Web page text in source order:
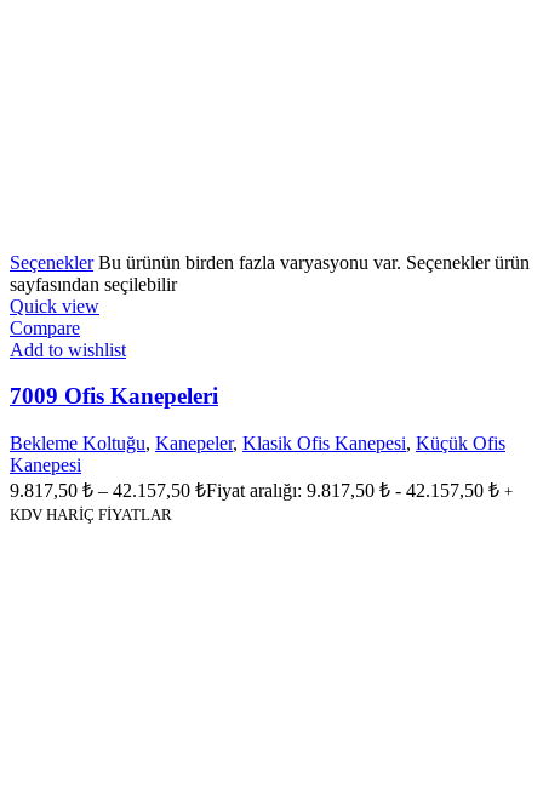
Seçenekler Bu ürünün birden fazla varyasyonu var. Seçenekler ürün
sayfasından seçilebilir
Quick view
Compare
Add to wishlist
7009 Ofis Kanepeleri
Bekleme Koltuğu, Kanepeler, Klasik Ofis Kanepesi, Küçük Ofis
Kanepesi
9.817,50 ₺ – 42.157,50 ₺Fiyat aralığı: 9.817,50 ₺ - 42.157,50 ₺ +
KDV HARİÇ FİYATLAR